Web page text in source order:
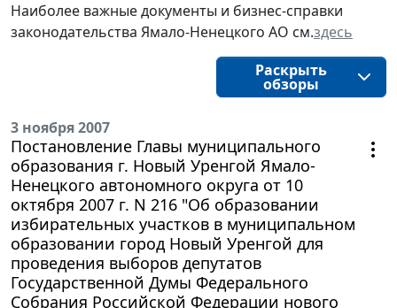
Наиболее важные документы и бизнес-справки
законодательства Ямало-Ненецкого АО см.здесь
Раскрыть
обзоры
3 ноября 2007
Постановление Главы муниципального
образования г. Новый Уренгой Ямало-
Ненецкого автономного округа от 10
октября 2007 г. N 216 "Об образовании
избирательных участков в муниципальном
образовании город Новый Уренгой для
проведения выборов депутатов
Государственной Думы Федерального
Собрания Российской Федерации нового